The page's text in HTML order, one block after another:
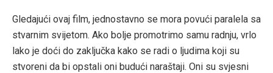
Gledajući ovaj film, jednostavno se mora povući paralela sa
stvarnim svijetom. Ako bolje promotrimo samu radnju, vrlo
lako je doći do zaključka kako se radi o ljudima koji su
stvoreni da bi opstali oni budući naraštaji. Oni su svjesni